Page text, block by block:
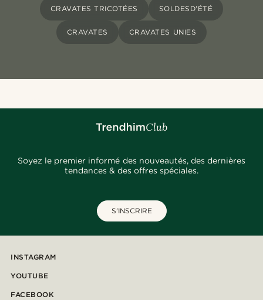
CRAVATES TRICOTÉES SOLDESD'ÉTÉ
CRAVATES CRAVATES UNIES
Soyez le premier informé des nouveautés, des dernières
tendances & des offres spéciales.
S'INSCRIRE
INSTAGRAM
YOUTUBE
FACEBOOK